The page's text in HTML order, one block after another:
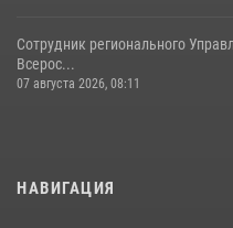
Сотрудник регионального
Всерос...
07 августа 2026, 08:11
НАВИГАЦИЯ